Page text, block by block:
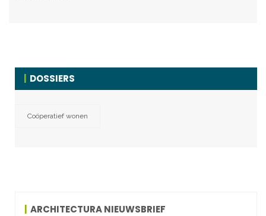
DOSSIERS
Coöperatief wonen
ARCHITECTURA NIEUWSBRIEF